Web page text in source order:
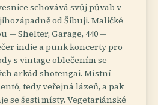
schovává svůj půvab v
od Šibuji. Maličké
— Shelter, Garage, 440 —
indie a punk koncerty pro
s vintage oblečením se
arkád shotengai. Místní
tedy veřejná lázeň, a pak
se šesti místy. Vegetariánské